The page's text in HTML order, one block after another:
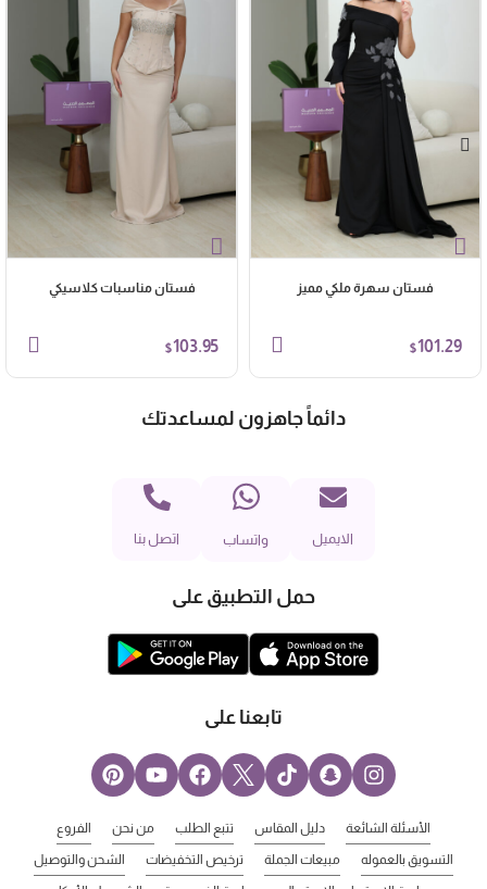
فستان سهرة ملكي مميز
$101.29
فستان مناسبات كلاسيكي
$103.95
دائماً جاهزون لمساعدتك
الايميل واتساب اتصل بنا
حمل التطبيق على
تابعنا على
الأسئلة الشائعة دليل المقاس تتبع الطلب من نحن الفروع
التسويق بالعموله مبيعات الجملة ترخيص التخفيضات الشحن والتوصيل